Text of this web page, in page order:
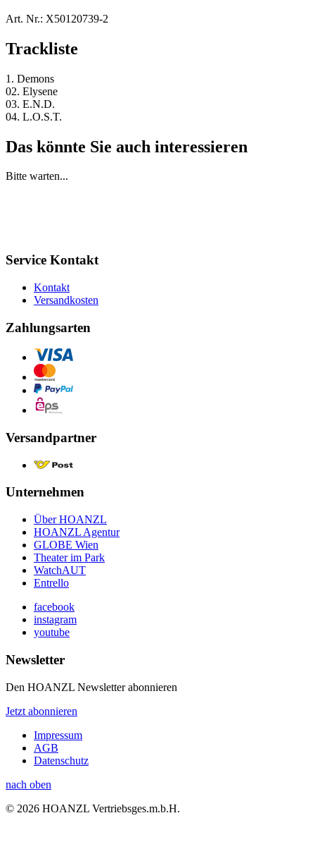
Art. Nr.: X50120739-2
Trackliste
1. Demons
02. Elysene
03. E.N.D.
04. L.O.S.T.
Das könnte Sie auch interessieren
Bitte warten...
Service Kontakt
Kontakt
Versandkosten
Zahlungsarten
Versandpartner
Unternehmen
Über HOANZL
HOANZL Agentur
GLOBE Wien
Theater im Park
WatchAUT
Entrello
facebook
instagram
youtube
Newsletter
Den HOANZL Newsletter abonnieren
Jetzt abonnieren
Impressum
AGB
Datenschutz
nach oben
© 2026 HOANZL Vertriebsges.m.b.H.